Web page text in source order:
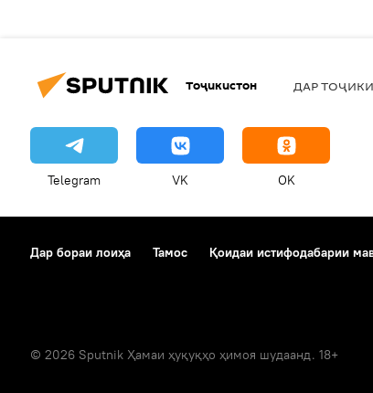
Тоҷикистон ДАР
Telegram VK OK
Дар бораи лоиҳа Тамос Қоидаи истифодабарии
© 2026 Sputnik Ҳамаи ҳуқуқҳо ҳимоя шудаанд. 18+